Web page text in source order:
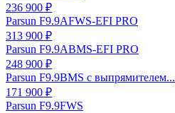
236 900 ₽
Parsun F9.9AFWS-EFI PRO
313 900 ₽
Parsun F9.9ABMS-EFI PRO
248 900 ₽
Parsun F9.9BMS с выпрямителем...
171 900 ₽
Parsun F9.9FWS